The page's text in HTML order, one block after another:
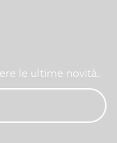
le ultime novità.